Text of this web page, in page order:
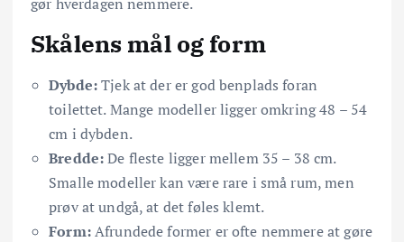
Skålens mål og form
Dybde:Tjek at der er god benplads foran
toilettet. Mange modeller ligger omkring 48 – 54
cm i dybden.
Bredde:De fleste ligger mellem 35 – 38 cm.
Smalle modeller kan være rare i små rum, men
prøv at undgå, at det føles klemt.
Form:Afrundede former er ofte nemmere at gøre